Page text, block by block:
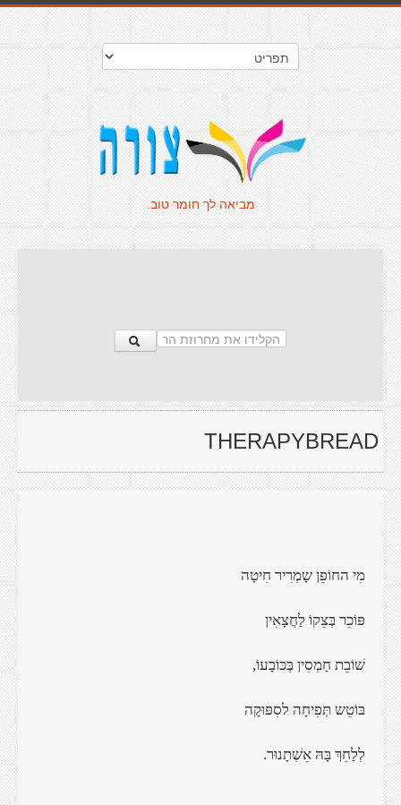
מביאה לך חומר טוב.
THERAPYBREAD
מִי החוֹפֵן שָמְרִיר חִיטָה
פּוֹכֵר בְּצֵקוֹ לַחֲצָאִין
שׁוֹבֵת חַמְסִין בְּכּוֹבָעוֹ,
בּוֹטֵש תְּפִיחָה לסִפּוּקָה
לְלַחֵךְ בָּהּ אֵשְׁתָנוּר.